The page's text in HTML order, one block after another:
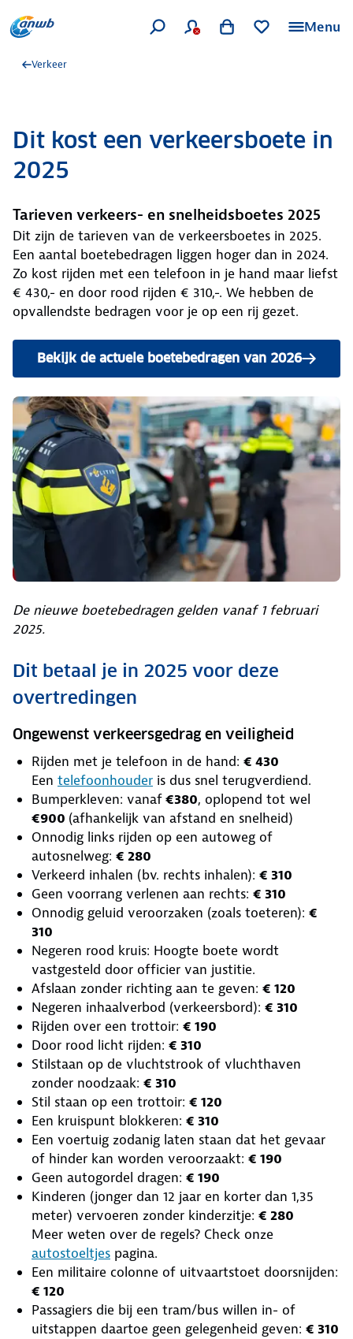
Menu
Verkeer
Dit kost een verkeersboete in
2025
Tarieven verkeers- en snelheidsboetes 2025
Dit zijn de tarieven van de verkeersboetes in 2025.
Een aantal boetebedragen liggen hoger dan in 2024.
Zo kost rijden met een telefoon in je hand maar liefst
€ 430,- en door rood rijden € 310,-. We hebben de
opvallendste bedragen voor je op een rij gezet.
Bekijk de actuele boetebedragen van 2026
De nieuwe boetebedragen gelden vanaf 1 februari
2025.
Dit betaal je in 2025 voor deze
overtredingen
Ongewenst verkeersgedrag en veiligheid
Rijden met je telefoon in de hand: € 430
Een telefoonhouder is dus snel terugverdiend.
Bumperkleven: vanaf€380, oplopend tot wel
€900 (afhankelijk van afstand en snelheid)
Onnodig links rijden op een autoweg of
autosnelweg: € 280
Verkeerd inhalen (bv. rechts inhalen): € 310
Geen voorrang verlenen aan rechts: € 310
Onnodig geluid veroorzaken (zoals toeteren): €
310
Negeren rood kruis: Hoogte boete wordt
vastgesteld door officier van justitie.
Afslaan zonder richting aan te geven: € 120
Negeren inhaalverbod (verkeersbord): € 310
Rijden over een trottoir: € 190
Door rood licht rijden: € 310
Stilstaan op de vluchtstrook of vluchthaven
zonder noodzaak: € 310
Stil staan op een trottoir: € 120
Een kruispunt blokkeren: € 310
Een voertuig zodanig laten staan dat het gevaar
of hinder kan worden veroorzaakt: € 190
Geen autogordel dragen: € 190
Kinderen (jonger dan 12 jaar en korter dan 1,35
meter) vervoeren zonder kinderzitje: € 280
Meer weten over de regels? Check onze
autostoeltjes pagina.
Een militaire colonne of uitvaartstoet doorsnijden:
€ 120
Passagiers die bij een tram/bus willen in- of
uitstappen daartoe geen gelegenheid geven: € 310